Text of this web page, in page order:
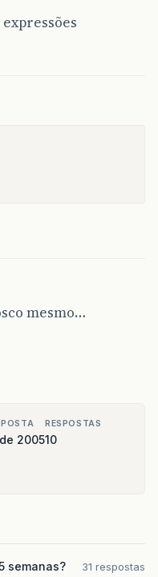
expressões
mesmo…
2005
RESPOSTAS
10
semanas?
31 respostas